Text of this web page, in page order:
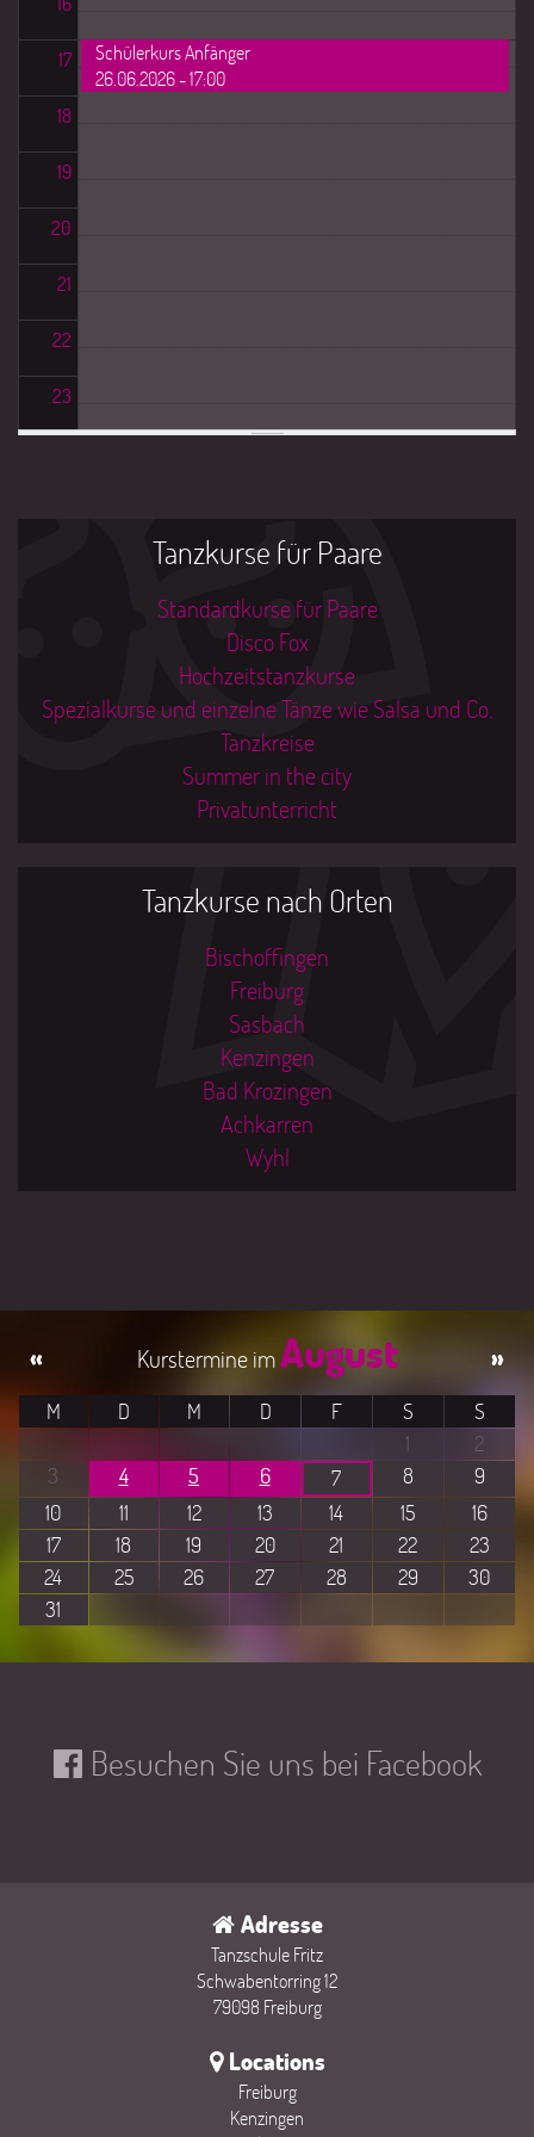
17
18
19
20
21
22
23
Schülerkurs Anfänger
26.06.2026 - 17:00
Tanzkurse für Paare
Standardkurse für Paare
Disco Fox
Hochzeitstanzkurse
Spezialkurse und einzelne Tänze wie Salsa und Co.
Tanzkreise
Summer in the city
Privatunterricht
Tanzkurse nach Orten
Bischoffingen
Freiburg
Sasbach
Kenzingen
Bad Krozingen
Achkarren
Wyhl
August
« »
M D M D F S
S
1
2
3
4 5 6 7 8
9
10
11 12 13 14 15
16
17
18 19 20 21 22
23
24
25 26 27 28 29
30
31
Besuchen Sie uns bei Facebook
Adresse
Tanzschule Fritz
Schwabentorring 12
79098 Freiburg
Locations
Freiburg
Kenzingen